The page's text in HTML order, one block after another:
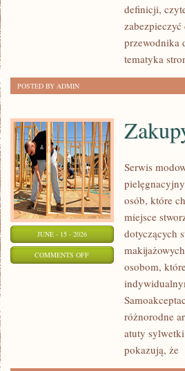
definicji,
przewodnika
tematyka
POSTED BY ADMIN
JUNE - 15 - 2026
COMMENTS OFFON
Serwis
osób, które
miejsce
dotyczących
osobom,
różnorodne
atuty
pokazują, że